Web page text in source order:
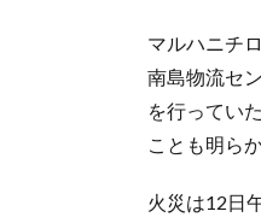
マルハニチ
南島物流セ
を行ってい
ことも明ら
火災は12日